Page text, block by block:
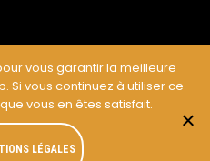
:Cereal Concept
vous garantir la meilleure
Si vous continuez à utiliser ce
vous en êtes satisfait.
LÉGALES